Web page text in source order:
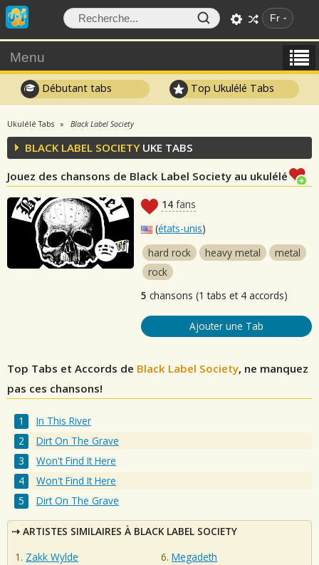
Fr
Menu
Débutant tabs Top Ukulélé Tabs
Ukulélé Tabs Black Label Society
BLACK LABEL SOCIETYUKE TABS
Jouez des chansons de Black Label Society au ukulélé
14 fans
(états-unis)
hard rock
heavy metal
metal
rock
5 chansons (1 tabs et 4 accords)
Ajouter une Tab
Top Tabs et Accords de Black Label Society, ne manquez
pas ces chansons!
In This River
Dirt On The Grave
Won't Find It Here
Won't Find It Here
Dirt On The Grave
ARTISTES SIMILAIRES À BLACK LABEL SOCIETY
Zakk Wylde
Megadeth